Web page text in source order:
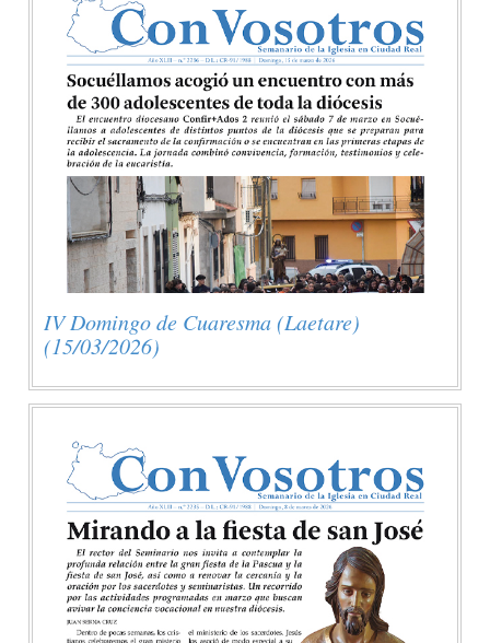
IV Domingo de Cuaresma (Laetare)
(15/03/2026)